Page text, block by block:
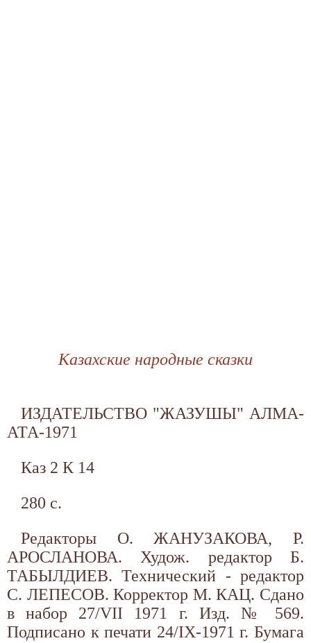
Казахские народные сказки
ИЗДАТЕЛЬСТВО "ЖАЗУШЫ" АЛМА-
АТА-1971
Каз 2 К 14
280 с.
Редакторы О. ЖАНУЗАКОВА, Р.
АРОСЛАНОВА. Худож. редактор Б.
ТАБЫЛДИЕВ. Технический - редактор
С. ЛЕПЕСОВ. Корректор М. КАЦ. Сдано
в набор 27/VII 1971 г. Изд. № 569.
Подписано к печати 24/IX-1971 г. Бумага